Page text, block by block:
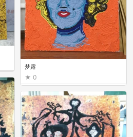
梦露
0